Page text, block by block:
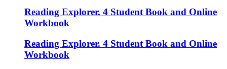
Reading Explorer. 4 Student Book and Online
Workbook
Reading Explorer. 4 Student Book and Online
Workbook